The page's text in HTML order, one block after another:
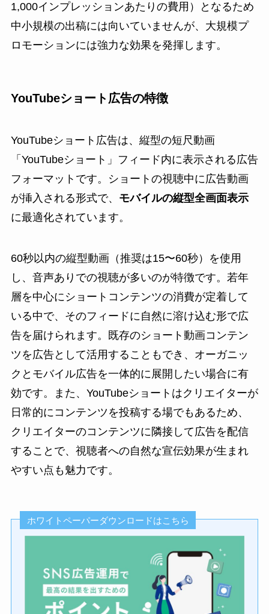
1,000インプレッションあたりの費用）となるため
中小規模の出稿には向いていませんが、大規模プ
ロモーションには強力な効果を発揮します。
YouTubeショート広告の特徴
YouTubeショート広告は、縦型の短尺動画
「YouTubeショート」フィード内に表示される広告
フォーマットです。ショートの視聴中に広告動画
が挿入される形式で、 モバイルの縦型全画面表示
に最適化されています。
60秒以内の縦型動画（推奨は15〜60秒）を使用
し、音声ありでの視聴が多いのが特徴です。若年
層を中心にショートコンテンツの消費が定着して
いる中で、そのフィードに自然に溶け込む形で広
告を届けられます。既存のショート動画コンテン
ツを広告として活用することもでき、オーガニッ
クとモバイル広告を一体的に展開したい場合に有
効です。また、YouTubeショートはクリエイターが
日常的にコンテンツを投稿する場でもあるため、
クリエイターのコンテンツに隣接して広告を配信
することで、視聴者への自然な宣伝効果が生まれ
やすい点も魅力です。
ホワイトペーパーダウンロードはこちら